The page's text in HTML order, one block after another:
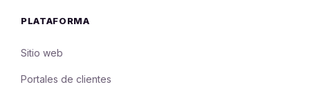
PLATAFORMA
Sitio web
Portales de clientes